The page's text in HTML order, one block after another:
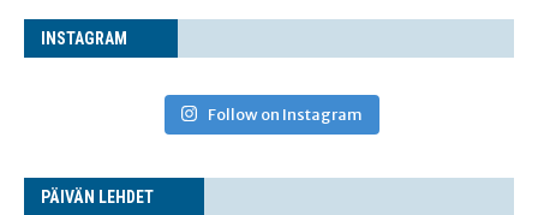
INS­TA­GRAM
Follow on Instagram
PÄI­VÄN LEHDET